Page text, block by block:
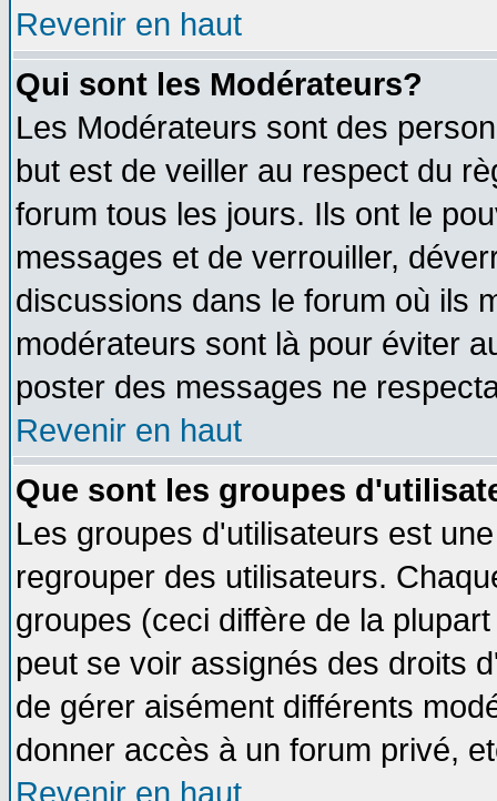
Revenir en haut
Qui sont les Modérateurs?
Les Modérateurs sont des
but est de veiller au respect du
forum tous les jours. Ils ont le
messages et de verrouiller,
discussions dans le forum où ils
modérateurs sont là pour éviter
poster des messages ne
Revenir en haut
Que sont les groupes
Les groupes d'utilisateurs est
regrouper des utilisateurs.
groupes (ceci diffère de la
peut se voir assignés des droits
de gérer aisément différents
donner accès à un forum privé,
Revenir en haut